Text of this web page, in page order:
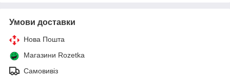
Умови доставки
Нова Пошта
Магазини Rozetka
Самовивіз